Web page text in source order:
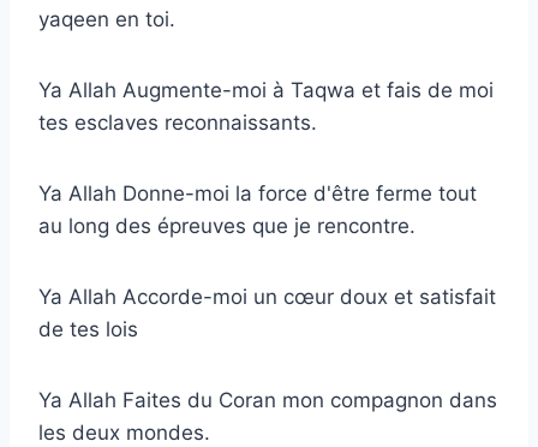
yaqeen en toi.
Ya Allah Augmente-moi à Taqwa et fais de moi
tes esclaves reconnaissants.
Ya Allah Donne-moi la force d'être ferme tout
au long des épreuves que je rencontre.
Ya Allah Accorde-moi un cœur doux et satisfait
de tes lois
Ya Allah Faites du Coran mon compagnon dans
les deux mondes.